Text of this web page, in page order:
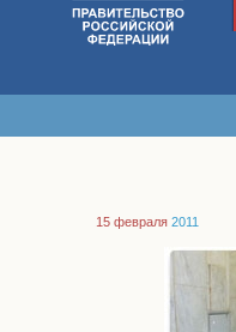
15 февраля 2011